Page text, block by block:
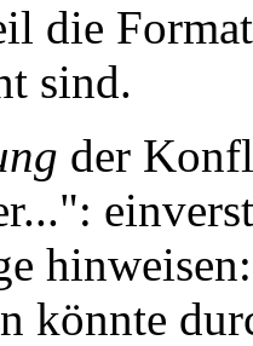
die
sind.
der
könnte